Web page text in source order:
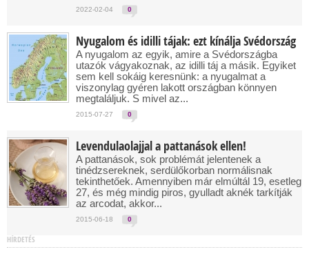
2022-02-04 0
Nyugalom és idilli tájak: ezt kínálja Svédország
A nyugalom az egyik, amire a Svédországba
utazók vágyakoznak, az idilli táj a másik. Egyiket
sem kell sokáig keresnünk: a nyugalmat a
viszonylag gyéren lakott országban könnyen
megtaláljuk. S mivel az...
2015-07-27 0
Levendulaolajjal a pattanások ellen!
A pattanások, sok problémát jelentenek a
tinédzsereknek, serdülőkorban normálisnak
tekinthetőek. Amennyiben már elmúltál 19, esetleg
27, és még mindig piros, gyulladt aknék tarkítják
az arcodat, akkor...
2015-06-18 0
HÍRDETÉS